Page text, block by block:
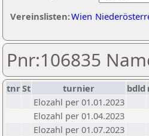
Vereinslisten:Wien
Pnr:106835
tnrSt turnier bdld
Elozahl per 01.01.2023
Elozahl per 01.04.2023
Elozahl per 01.07.2023